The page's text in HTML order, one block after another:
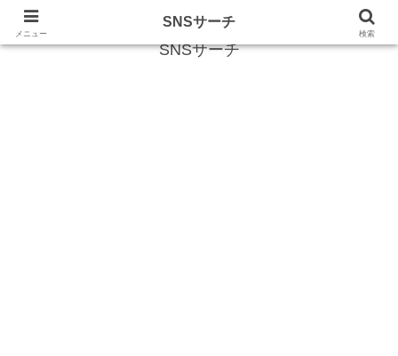
SNSサーチ
メニュー
SNSサーチ
検索